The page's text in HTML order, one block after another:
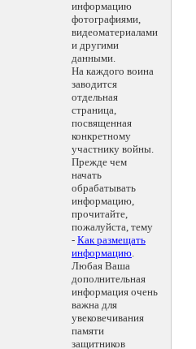
информацию
фотографиями,
видеоматериалами
и другими
данными.
На каждого воина
заводится
отдельная
страница,
посвященная
конкретному
участнику войны.
Прежде чем
начать
обрабатывать
информацию,
прочитайте,
пожалуйста, тему
- Как размещать
информацию.
Любая Ваша
дополнительная
информация очень
важна для
увековечивания
памяти
защитников